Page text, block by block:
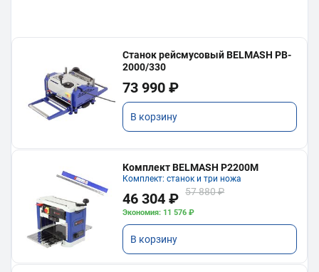
Станок рейсмусовый BELMASH PB-
2000/330
73 990 ₽
В корзину
Комплект BELMASH P2200M
Комплект: станок и три ножа
46 304 ₽ 57 880 ₽
Экономия: 11 576 ₽
В корзину